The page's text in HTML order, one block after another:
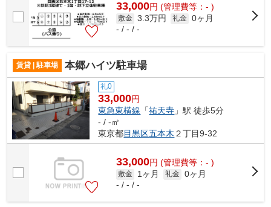
33,000円 (管理費等：- )
敷金 3.3万円 礼金 0ヶ月
- / - / -
賃貸 | 駐車場 本郷ハイツ駐車場
礼0
33,000円
東急東横線 「祐天寺 」駅 徒歩5分
- / -㎡
東京都目黒区五本木 ２丁目9-32
33,000円 (管理費等：- )
敷金 1ヶ月 礼金 0ヶ月
- / - / -